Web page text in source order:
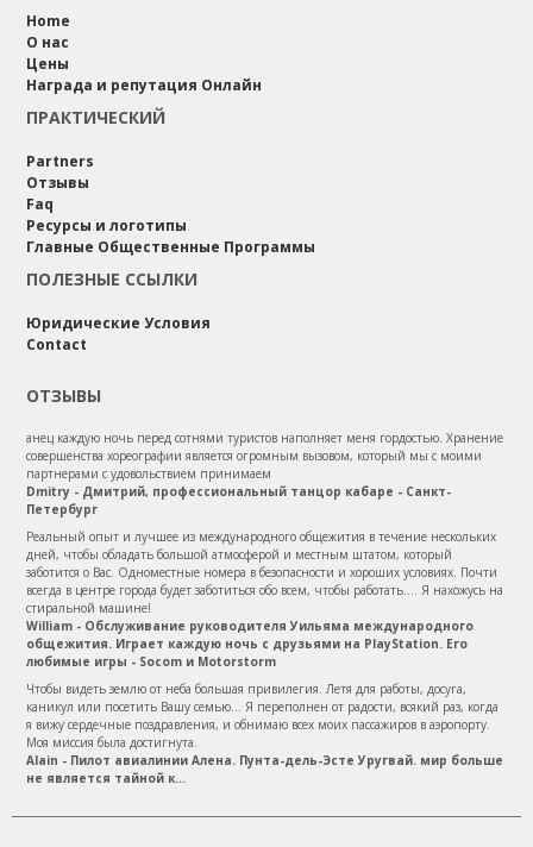
Home
О нас
Цены
Награда и репутация Онлайн
ПРАКТИЧЕСКИЙ
Partners
Отзывы
Faq
Ресурсы и логотипы
Главные Общественные Программы
ПОЛЕЗНЫЕ ССЫЛКИ
Юридические Условия
Contact
ОТЗЫВЫ
анец каждую ночь перед сотнями туристов наполняет меня гордостью. Хранение
совершенства хореографии является огромным вызовом, который мы с моими
партнерами с удовольствием принимаем
Dmitry - Дмитрий, профессиональный танцор кабаре - Санкт-
Петербург
Реальный опыт и лучшее из международного общежития в течение нескольких
дней, чтобы обладать большой атмосферой и местным штатом, который
заботится о Вас. Одноместные номера в безопасности и хороших условиях. Почти
всегда в центре города будет заботиться обо всем, чтобы работать.... Я нахожусь на
стиральной машине!
William - Обслуживание руководителя Уильяма международного
общежития. Играет каждую ночь с друзьями на PlayStation. Его
любимые игры - Socom и Motorstorm
Чтобы видеть землю от неба большая привилегия. Летя для работы, досуга,
каникул или посетить Вашу семью... Я переполнен от радости, всякий раз, когда
я вижу сердечные поздравления, и обнимаю всех моих пассажиров в аэропорту.
Моя миссия была достигнута.
Alain - Пилот авиалинии Алена. Пунта-дель-Эсте Уругвай. мир больше
не является тайной к...